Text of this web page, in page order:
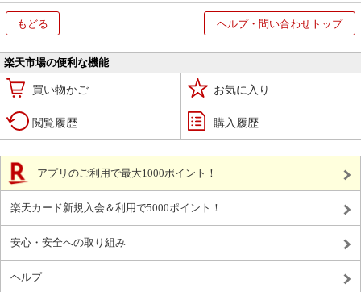
もどる ヘルプ・問い合わせトップ
楽天市場の便利な機能
買い物かご お気に入り
閲覧履歴 購入履歴
アプリのご利用で最大1000ポイント！
楽天カード新規入会＆利用で5000ポイント！
安心・安全への取り組み
ヘルプ